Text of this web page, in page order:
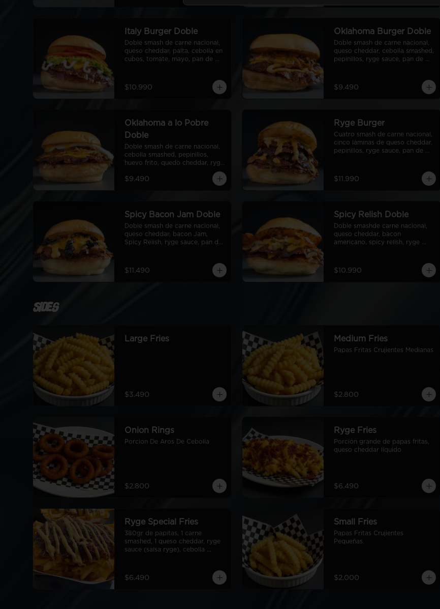
Italy Burger Doble
Doble smash de carne nacional,
queso cheddar, palta, cebolla en
cubos, tomate, mayo, pan de
$10.990
Oklahoma Burger Doble
Doble smash de carne nacional,
queso cheddar, cebolla smashed,
pepinillos, ryge sauce, pan de
$9.490
Oklahoma a lo Pobre
Doble
Doble smash de carne nacional,
cebolla smashed, pepinillos,
huevo frito, quedo cheddar, ryge
$9.490
Ryge Burger
Cuatro smash de carne nacional,
cinco láminas de queso cheddar,
pepinillos, ryge sauce, pan de
$11.990
Spicy Bacon Jam Doble
Doble smash de carne nacional,
queso cheddar, bacon Jam,
Spicy Relish, ryge sauce, pan de
$11.490
Spicy Relish Doble
Doble smashde carne nacional,
queso cheddar, bacon
americano, spicy relish, ryge
$10.990
Sides
Large Fries
$3.490
Medium Fries
Papas Fritas Crujientes Medianas
$2.800
Onion Rings
Porcion De Aros De Cebolla
$2.800
Ryge Fries
Porción grande de papas fritas,
queso cheddar líquido
$6.490
Ryge Special Fries
380gr de papitas, 1 carne
smashed, 1 queso cheddar, ryge
sauce (salsa ryge), cebolla
$6.490
Small Fries
Papas Fritas Crujientes
Pequeñas.
$2.000